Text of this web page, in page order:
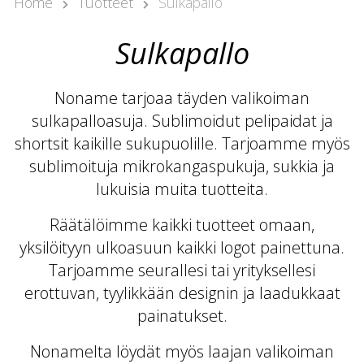
Avainasiakaspäällikkö
+358 40 5527 988
Myyntipäällikkö
samu@nonamesport.com
Phone: +358 50 596 8651
Sulkapallo
Noname tarjoaa täyden valikoiman
sulkapalloasuja. Sublimoidut pelipaidat ja
shortsit kaikille sukupuolille. Tarjoamme myös
sublimoituja mikrokangaspukuja, sukkia ja
lukuisia muita tuotteita.
Räätälöimme kaikki tuotteet omaan,
yksilöityyn ulkoasuun kaikki logot painettuna.
Tarjoamme seurallesi tai yrityksellesi
erottuvan, tyylikkään designin ja laadukkaat
painatukset.
Nonamelta löydät myös laajan valikoiman